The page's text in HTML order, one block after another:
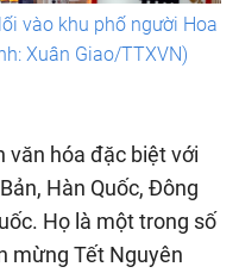
vào khu phố người Hoa
Xuân Giao/TTXVN)
văn hóa đặc biệt với
Hàn Quốc, Đông
Họ là một trong số
mừng Tết Nguyên